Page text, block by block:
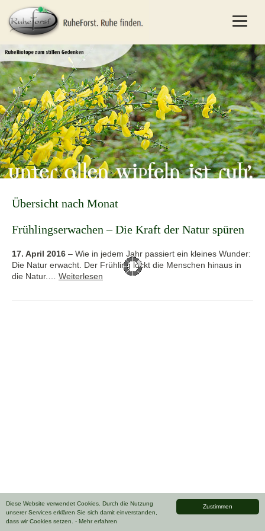
Zustimmen
Diese Website verwendet Cookies. Durch die Nutzung
unserer Services erklären Sie sich damit einverstanden,
dass wir Cookies setzen. - Mehr erfahren
Übersicht nach Monat
Frühlingserwachen – Die Kraft der Natur spüren
17. April 2016 – Wie in jedem Jahr passiert ein kleines Wunder:
Die Natur erwacht. Der Frühling lockt die Menschen hinaus in
die Natur.… Weiterlesen